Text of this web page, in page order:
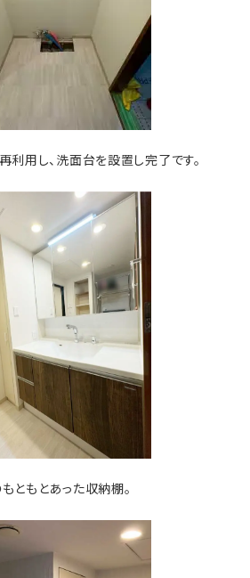
利用し、洗面台を設置し完了です。
ともとあった収納棚。